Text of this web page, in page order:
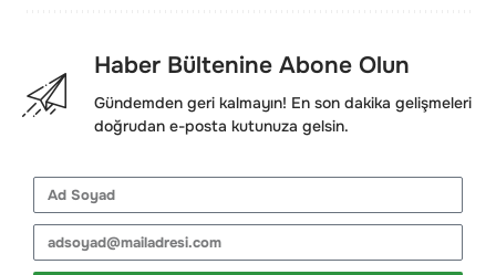
Haber Bültenine Abone Olun
Gündemden geri kalmayın! En son dakika gelişmeleri
doğrudan e-posta kutunuza gelsin.